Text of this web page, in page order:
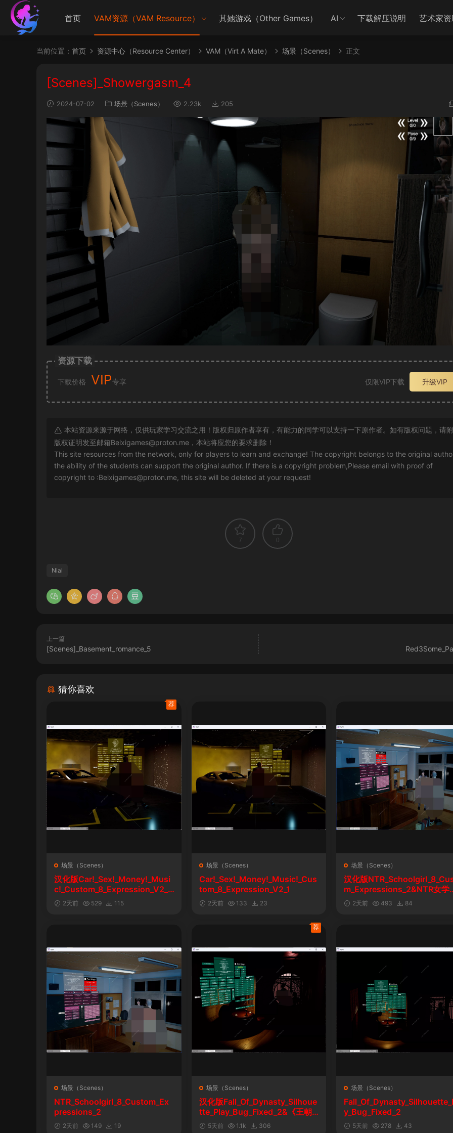
首页 VAM资源（VAM Resource） 其她游戏（Other Games） AI 下载解压说明 艺术家
当前位置： 首页 资源中心（Resource Center） VAM（Virt A Mate） 场景（Scenes） 正文
[Scenes]_Showergasm_4
2024-07-02 场景（Scenes） 2.23k 205
资源下载
下载价格 VIP专享 仅限VIP下载 升级VIP
本站资源来源于网络，仅供玩家学习交流之用！版权归原作者享有，有能力的同学可以支持一下原作者。如有版权问题，请
版权证明发至邮箱Beixigames@proton.me ，本站将应您的要求删除！
This site resources from the network, only for players to learn and exchange! The copyright belongs to the original
the ability of the students can support the original author. If there is a copyright problem,Please email with proof of
copyright to :Beixigames@proton.me, this site will be deleted at your request!
7 0
Nial
上一篇
[Scenes]_Basement_romance_5
猜你喜欢
场景（Scenes）
汉化版Car!_Sex!_Money!_Musi
c!_Custom_8_Expression_V2_1
&车！性！钱！音乐！自定义表情
2天前 529 115
荐
场景（Scenes）
Car!_Sex!_Money!_Music!_Cus
tom_8_Expression_V2_1
2天前 133 23
场景（Scenes）
汉化版
m_Expressions_2&NTR女学
自定义表情
2天前 493 84
场景（Scenes）
NTR_Schoolgirl_8_Custom_Ex
pressions_2
2天前 149 19
场景（Scenes）
汉化版Fall_Of_Dynasty_Silhoue
tte_Play_Bug_Fixed_2&《王朝
陨落》剪影玩法修复版
5天前 1.1k 306
荐
场景（Scenes）
y_Bug_Fixed_2
5天前 278 43